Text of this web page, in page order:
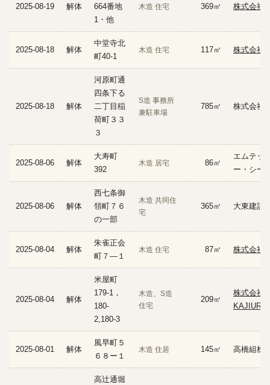
2025-08-19 解体
664番地
1・他
木造 住宅 369㎡ 株式会社
2025-08-18 解体
中堂寺北
町40-1
木造 住宅 117㎡ 株式会社
2025-08-18 解体
河原町通
四条下る
二丁目稲
荷町３３
３
S造 事務所
兼駐車場
785㎡ 株式会社
2025-08-06 解体
大寿町
392
木造 居宅 86㎡
エムテッ
ー・シー
2025-08-06 解体
西七条御
領町７６
の一部
木造 共同住
宅
365㎡ 大東建託
2025-08-04 解体
朱雀正会
町７―１
木造 住宅 87㎡ 株式会社
2025-08-04 解体
米屋町
179-1，
180-
2,180-3
木造、S造
住宅
209㎡
株式会社
2025-08-01 解体
風早町５
６８ー１
木造 住居 145㎡ 高橋組株
高辻通堀